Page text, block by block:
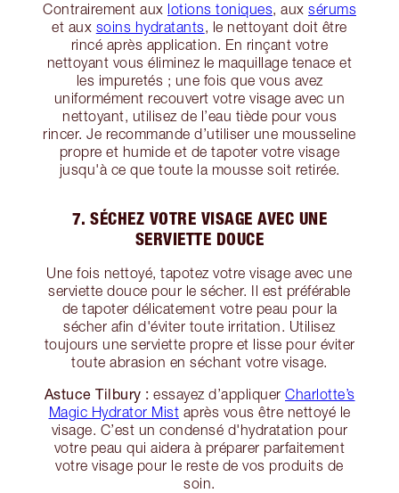
Contrairement aux lotions toniques, aux sérums
et aux soins hydratants, le nettoyant doit être
rincé après application. En rinçant votre
nettoyant vous éliminez le maquillage tenace et
les impuretés ; une fois que vous avez
uniformément recouvert votre visage avec un
nettoyant, utilisez de l’eau tiède pour vous
rincer. Je recommande d’utiliser une mousseline
propre et humide et de tapoter votre visage
jusqu'à ce que toute la mousse soit retirée.
7. SÉCHEZ VOTRE VISAGE AVEC UNE
SERVIETTE DOUCE
Une fois nettoyé, tapotez votre visage avec une
serviette douce pour le sécher. Il est préférable
de tapoter délicatement votre peau pour la
sécher afin d'éviter toute irritation. Utilisez
toujours une serviette propre et lisse pour éviter
toute abrasion en séchant votre visage.
Astuce Tilbury : essayez d’appliquer Charlotte’s
Magic Hydrator Mist après vous être nettoyé le
visage. C’est un condensé d'hydratation pour
votre peau qui aidera à préparer parfaitement
votre visage pour le reste de vos produits de
soin.